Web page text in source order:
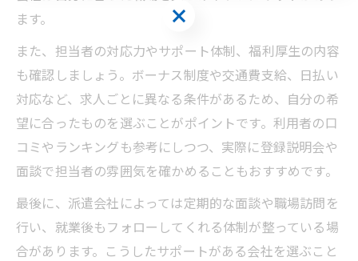
ます。
また、担当者の対応力やサポート体制、福利厚生の内容
も確認しましょう。ボーナス制度や交通費支給、日払い
対応など、求人ごとに異なる条件があるため、自分の希
望に合ったものを選ぶことがポイントです。利用者の口
コミやランキングも参考にしつつ、実際に登録説明会や
面談で担当者の雰囲気を確かめることもおすすめです。
最後に、派遣会社によっては定期的な面談や職場訪問を
行い、就業後もフォローしてくれる体制が整っている場
合があります。こうしたサポートがある会社を選ぶこと
お問い合わせはこちら